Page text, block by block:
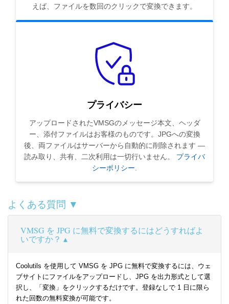
えば、ファイルを数回のクリックで変換できます。
プライバシー
アップロードされたVMSGのメッセージ本文、ヘッダ
ー、添付ファイルはお客様のものです。JPGへの変換
後、両ファイルはサーバーから自動的に削除されます —
読み取り、共有、二次利用は一切行いません。 プライバ
シーポリシー.
よくある質問 ▼
VMSG を JPG に無料で変換するにはどうすればよ
いですか？
Coolutils を使用して VMSG を JPG に無料で変換するには、ウェ
ブサイトにファイルをアップロードし、JPG を出力形式として選
択し、「変換」をクリックするだけです。登録なしで 1 日に限ら
れた回数の無料変換が可能です。